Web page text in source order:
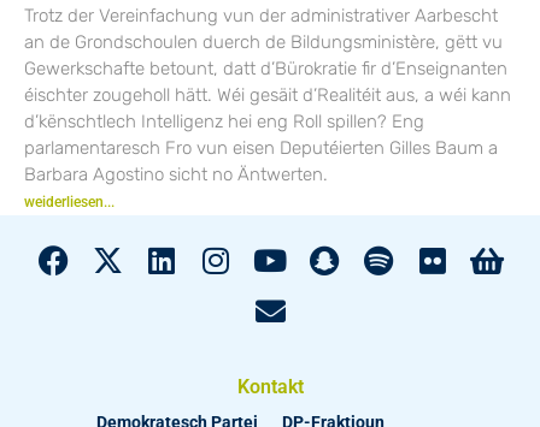
Trotz der Vereinfachung vun der administrativer Aarbescht
an de Grondschoulen duerch de Bildungsministère, gëtt vu
Gewerkschafte betount, datt d’Bürokratie fir d’Enseignanten
éischter zougeholl hätt. Wéi gesäit d’Realitéit aus, a wéi kann
d’kënschtlech Intelligenz hei eng Roll spillen? Eng
parlamentaresch Fro vun eisen Deputéierten Gilles Baum a
Barbara Agostino sicht no Äntwerten.
weiderliesen...
Kontakt
Demokratesch Partei DP-Fraktioun